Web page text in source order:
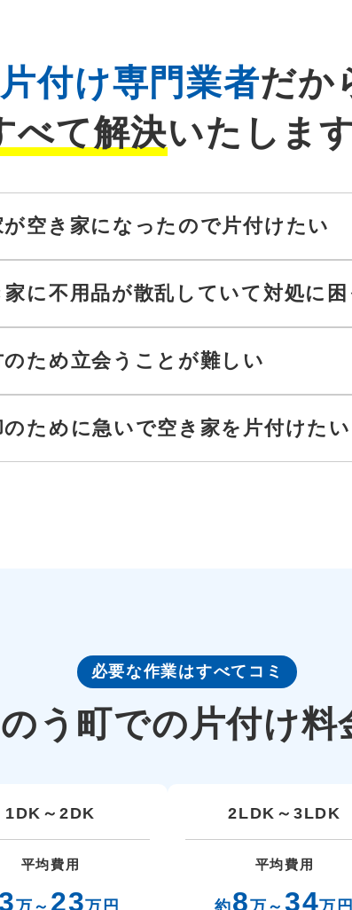
片付け専門業者だか
べて解決いたします
が空き家になったので片付けたい
家に不用品が散乱していて対処に
のため立会うことが難しい
のために急いで空き家を片付けたい
必要な作業はすべてコミ
う町での片付け料
1DK～2DK
平均費用
23
2LDK～3LDK
平均費用
8 34